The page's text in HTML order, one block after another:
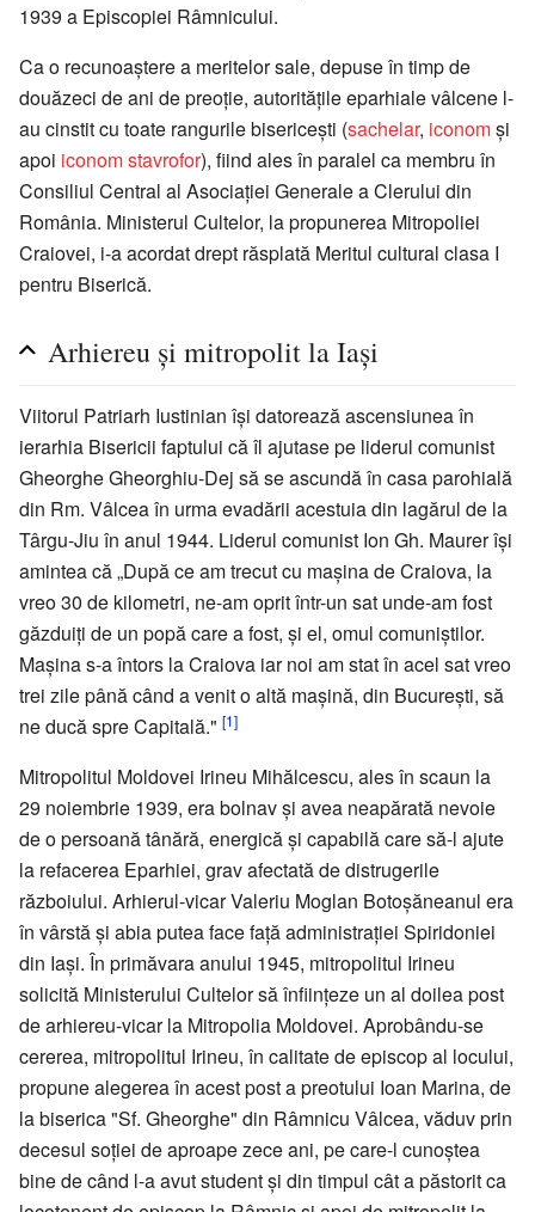
1939 a Episcopiei Râmnicului.
Ca o recunoaștere a meritelor sale, depuse în timp de
douăzeci de ani de preoție, autoritățile eparhiale vâlcene l-
au cinstit cu toate rangurile bisericești (sachelar, iconomși
apoi iconom stavrofor), fiind ales în paralel ca membru în
Consiliul Central al Asociației Generale a Clerului din
România. Ministerul Cultelor, la propunerea Mitropoliei
Craiovei, i-a acordat drept răsplată Meritul cultural clasa I
pentru Biserică.
Arhiereu și mitropolit la Iași
Viitorul Patriarh Iustinian își datorează ascensiunea în
ierarhia Bisericii faptului că îl ajutase pe liderul comunist
Gheorghe Gheorghiu-Dej să se ascundă în casa parohială
din Rm. Vâlcea în urma evadării acestuia din lagărul de la
Târgu-Jiu în anul 1944. Liderul comunist Ion Gh. Maurer își
amintea că „După ce am trecut cu mașina de Craiova, la
vreo 30 de kilometri, ne-am oprit într-un sat unde-am fost
găzduiți de un popă care a fost, și el, omul comuniștilor.
Mașina s-a întors la Craiova iar noi am stat în acel sat vreo
trei zile până când a venit o altă mașină, din București, să
ne ducă spre Capitală." [1]
Mitropolitul Moldovei Irineu Mihălcescu, ales în scaun la
29 noiembrie 1939, era bolnav și avea neapărată nevoie
de o persoană tânără, energică și capabilă care să-l ajute
la refacerea Eparhiei, grav afectată de distrugerile
războiului. Arhierul-vicar Valeriu Moglan Botoșăneanul era
în vârstă și abia putea face față administrației Spiridoniei
din Iași. În primăvara anului 1945, mitropolitul Irineu
solicită Ministerului Cultelor să înființeze un al doilea post
de arhiereu-vicar la Mitropolia Moldovei. Aprobându-se
cererea, mitropolitul Irineu, în calitate de episcop al locului,
propune alegerea în acest post a preotului Ioan Marina, de
la biserica "Sf. Gheorghe" din Râmnicu Vâlcea, văduv prin
decesul soției de aproape zece ani, pe care-l cunoștea
bine de când l-a avut student și din timpul cât a păstorit ca